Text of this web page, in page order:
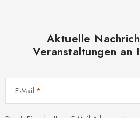
Aktuelle
Veranstaltungen an
E-Mail